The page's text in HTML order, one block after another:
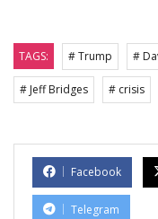
TAGS: # Trump #
# Jeff Bridges # crisis
Facebook
Telegram